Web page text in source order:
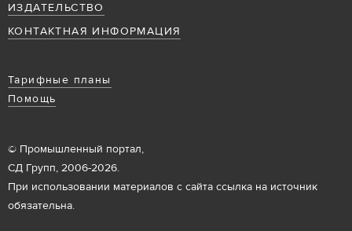
ИЗДАТЕЛЬСТВО
КОНТАКТНАЯ ИНФОРМАЦИЯ
Тарифные планы
Помощь
© Промышленный портал,
СД Групп, 2006-2026.
При использовании материалов с сайта ссылка на источник
обязательна.